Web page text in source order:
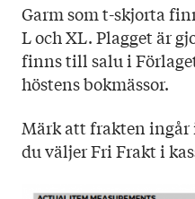
Garm som t-skjorta
L och XL. Plagget är
finns till salu i
höstens bokmässor.
Märk att frakten ingår
du väljer Fri Frakt i